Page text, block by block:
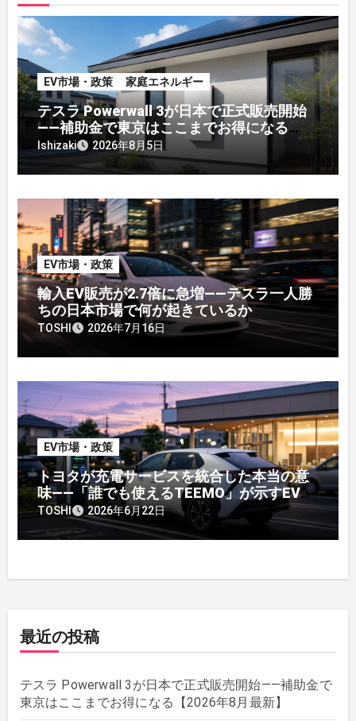
EV市場・政策 家庭エネルギー
テスラ Powerwall 3が日本で正式販売開始
——補助金で東京はここまでお得になる
【2026年8月最新】
Ishizaki 2026年8月5日
EV市場・政策
輸入EV販売が2.7倍に急増——テスラ一人勝
ちの日本市場で何が起きているか
TOSHI 2026年7月16日
EV市場・政策
トヨタが充電サービスを統合した本当の意
味——「誰でも使えるTEEMO」が示すEV戦
略の転換点
TOSHI 2026年6月22日
最近の投稿
テスラ Powerwall 3が日本で正式販売開始——補助金で
東京はここまでお得になる【2026年8月最新】